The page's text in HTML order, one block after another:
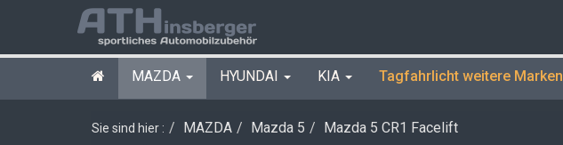
MAZDA HYUNDAI KIA Tagfahrlicht weitere Marken
Sie sind hier : MAZDA Mazda 5
Mazda 5 CR1 Facelift